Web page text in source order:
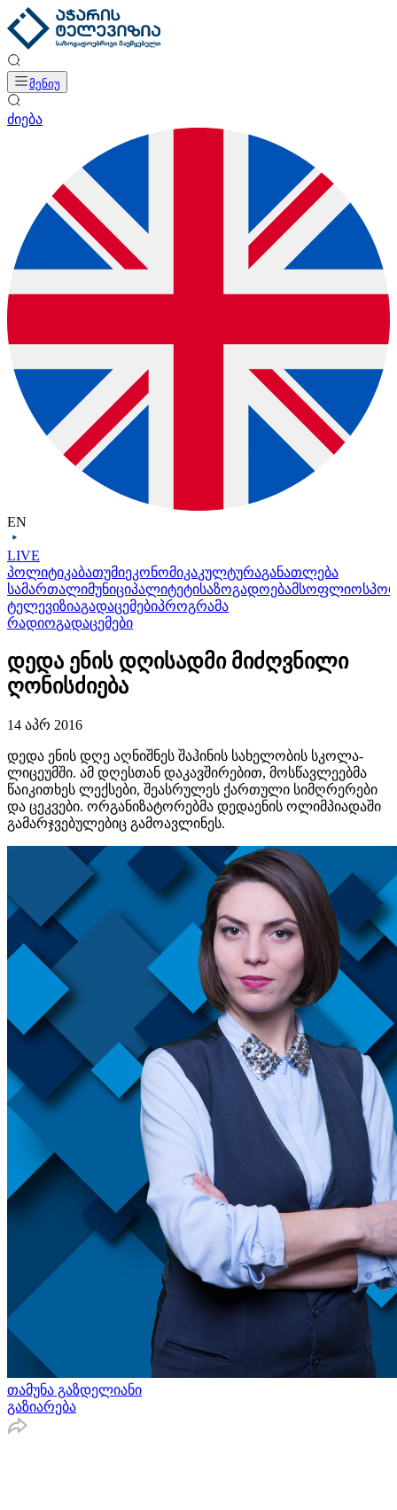
მენიუ
ძიება
EN
LIVE
პოლიტიკაბათუმიეკონომიკაკულტურაგანათლება
სამართალიმუნიციპალიტეტისაზოგადოებამსოფლიო
ტელევიზიაგადაცემებიპროგრამა
რადიოგადაცემები
დედა ენის დღისადმი მიძღვნილი
ღონისძიება
14 აპრ 2016
დედა ენის დღე აღნიშნეს შაჰინის სახელობის სკოლა-
ლიცეუმში. ამ დღესთან დაკავშირებით, მოსწავლეებმა
წაიკითხეს ლექსები, შეასრულეს ქართული სიმღრერები
და ცეკვები. ორგანიზატორებმა დედაენის ოლიმპიადაში
გამარჯვებულებიც გამოავლინეს.
თამუნა გაზდელიანი
გაზიარება